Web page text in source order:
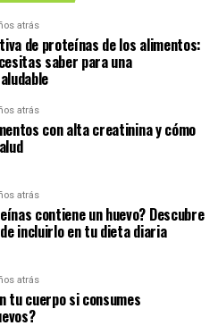
atrás
de proteínas de los alimentos:
saber para una
atrás
con alta creatinina y cómo
atrás
contiene un huevo? Descubre
incluirlo en tu dieta diaria
atrás
tu cuerpo si consumes